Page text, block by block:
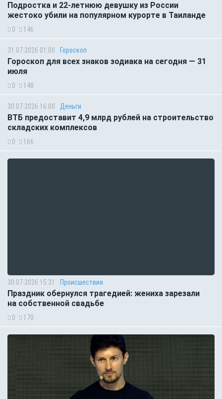
Подростка и 22-летнюю девушку из России
жестоко убили на популярном курорте в Таиланде
0 146
31.07.2026 01:00 Гороскоп
Гороскоп для всех знаков зодиака на сегодня — 31
июля
0 148
30.07.2026 16:00 Деньги
ВТБ предоставит 4,9 млрд рублей на строительство
складских комплексов
0 166
30.07.2026 15:31 Происшествия
Праздник обернулся трагедией: жениха зарезали
на собственной свадьбе
0 170